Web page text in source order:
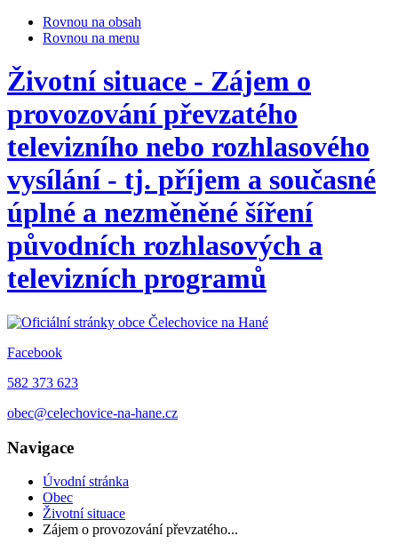
Rovnou na obsah
Rovnou na menu
Životní situace - Zájem o
provozování převzatého
televizního nebo rozhlasového
vysílání - tj. příjem a současné
úplné a nezměněné šíření
původních rozhlasových a
televizních programů
Facebook
582 373 623
obec@celechovice-na-hane.cz
Navigace
Úvodní stránka
Obec
Životní situace
Zájem o provozování převzatého...